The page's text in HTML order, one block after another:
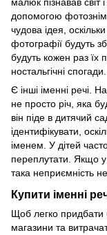
малюк пізнавав світ
допомогою
чудова ідея, оскільки
фотографії будуть
будуть кожен раз їх
ностальгічні спогади.
Є інші іменні речі.
не просто річ, яка
він піде в дитячий
ідентифікувати,
іменем. У дітей
переплутати. Якщо
така неприємність
Купити іменні
Щоб легко придбати
магазини та